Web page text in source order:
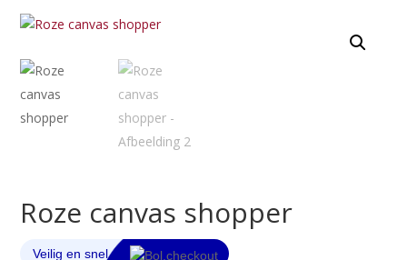
Roze canvas shopper